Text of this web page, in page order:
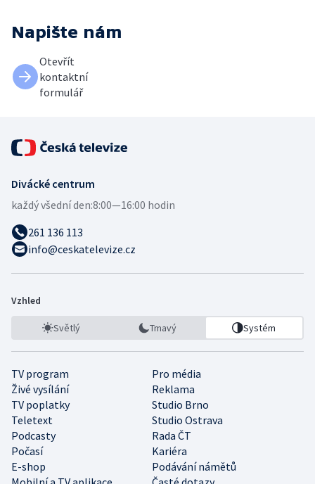
Napište nám
Otevřít
kontaktní
formulář
Divácké centrum
každý všední den:8:00—16:00 hodin
261 136 113
info@ceskatelevize.cz
Vzhled
Světlý Tmavý Systém
TV program
Pro média
Živé vysílání
Reklama
TV poplatky
Studio Brno
Teletext
Studio Ostrava
Podcasty
Rada ČT
Počasí
Kariéra
E-shop
Podávání námětů